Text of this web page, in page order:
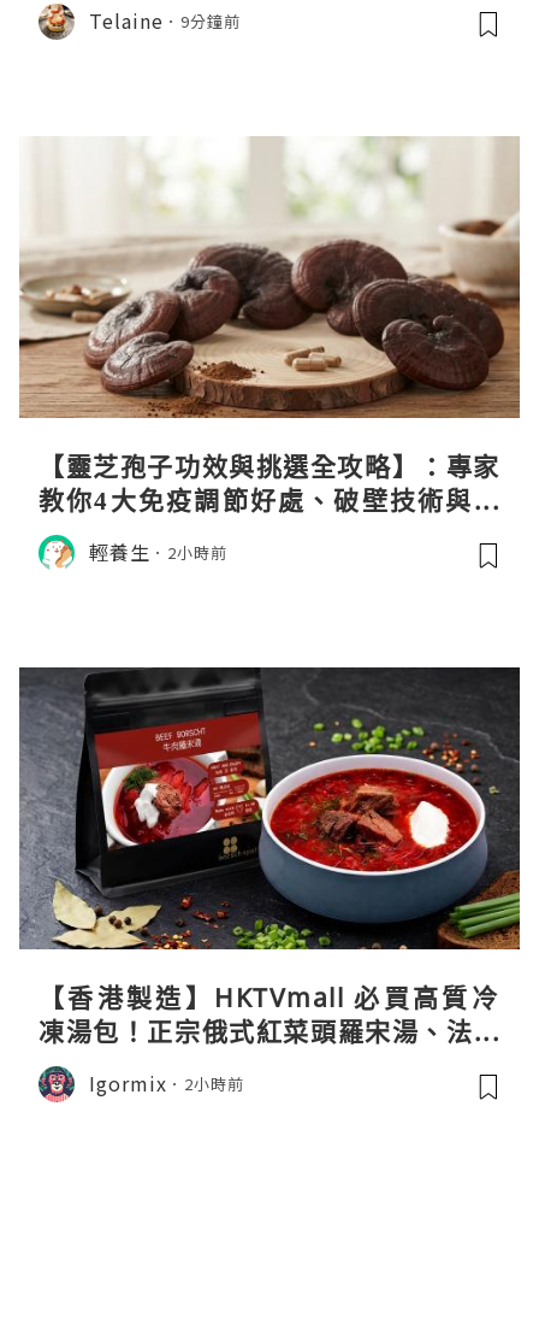
Telaine 9分鐘前
【靈芝孢子功效與挑選全攻略】：專家
教你4大免疫調節好處、破壁技術與挑
選秘訣
輕養生 2小時前
【香港製造】HKTVmall 必買高質冷
凍湯包！正宗俄式紅菜頭羅宋湯、法式
龍蝦濃湯與生酮膠原蛋白骨頭湯全攻略
Igormix 2小時前